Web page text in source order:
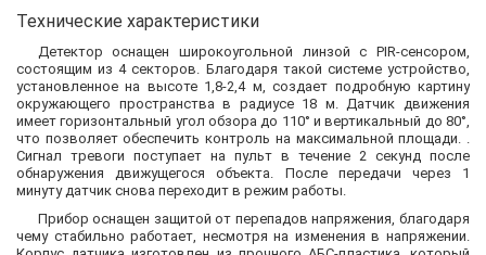
Технические характеристики
Детектор оснащен широкоугольной линзой с PIR-сенсором,
состоящим из 4 секторов. Благодаря такой системе устройство,
установленное на высоте 1,8-2,4 м, создает подробную картину
окружающего пространства в радиусе 18 м. Датчик движения
имеет горизонтальный угол обзора до 110° и вертикальный до 80°,
что позволяет обеспечить контроль на максимальной площади. .
Сигнал тревоги поступает на пульт в течение 2 секунд после
обнаружения движущегося объекта. После передачи через 1
минуту датчик снова переходит в режим работы.
Прибор оснащен защитой от перепадов напряжения, благодаря
чему стабильно работает, несмотря на изменения в напряжении.